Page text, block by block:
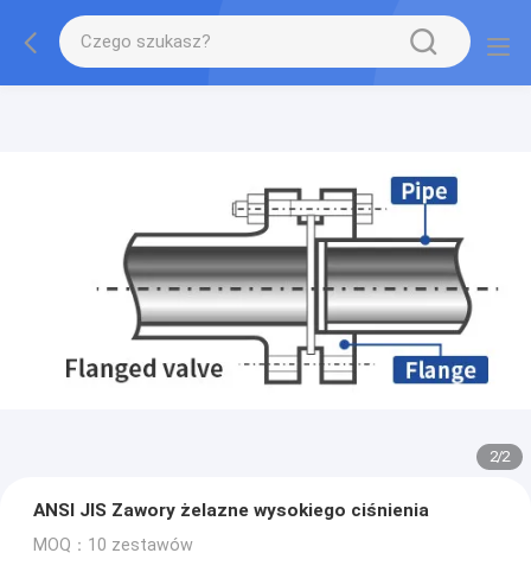
2/2
ANSI JIS Zawory żelazne wysokiego ciśnienia
MOQ：10 zestawów